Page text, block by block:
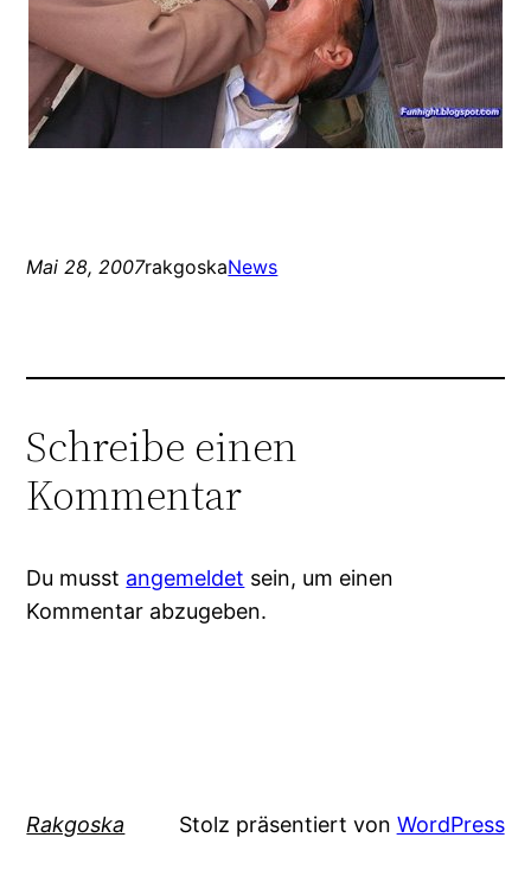
Mai 28, 2007rakgoskaNews
Schreibe einen
Kommentar
Du musst angemeldet sein, um einen
Kommentar abzugeben.
Rakgoska Stolz präsentiert von WordPress